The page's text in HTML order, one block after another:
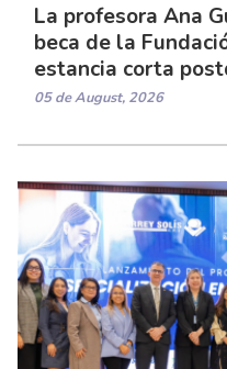
La profesora Ana
beca de la
estancia corta
05 de August, 2026